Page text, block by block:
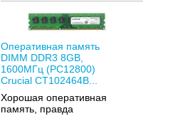
Оперативная память
DIMM DDR3 8GB,
1600МГц (PC12800)
Crucial CT102464B...
Хорошая оперативная
память, правда